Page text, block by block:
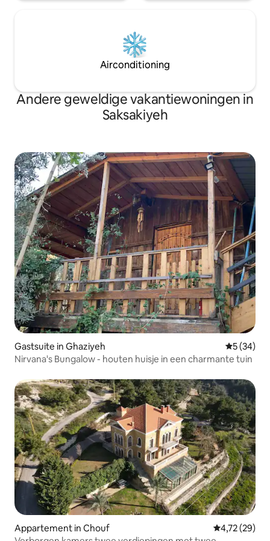
Airconditioning
Andere geweldige vakantiewoningen in
Saksakiyeh
Gastsuite in Ghaziyeh
5 (34)
Nirvana's Bungalow - houten huisje in een charmante tuin
Appartement in Chouf Gemiddelde
4,72 (29)